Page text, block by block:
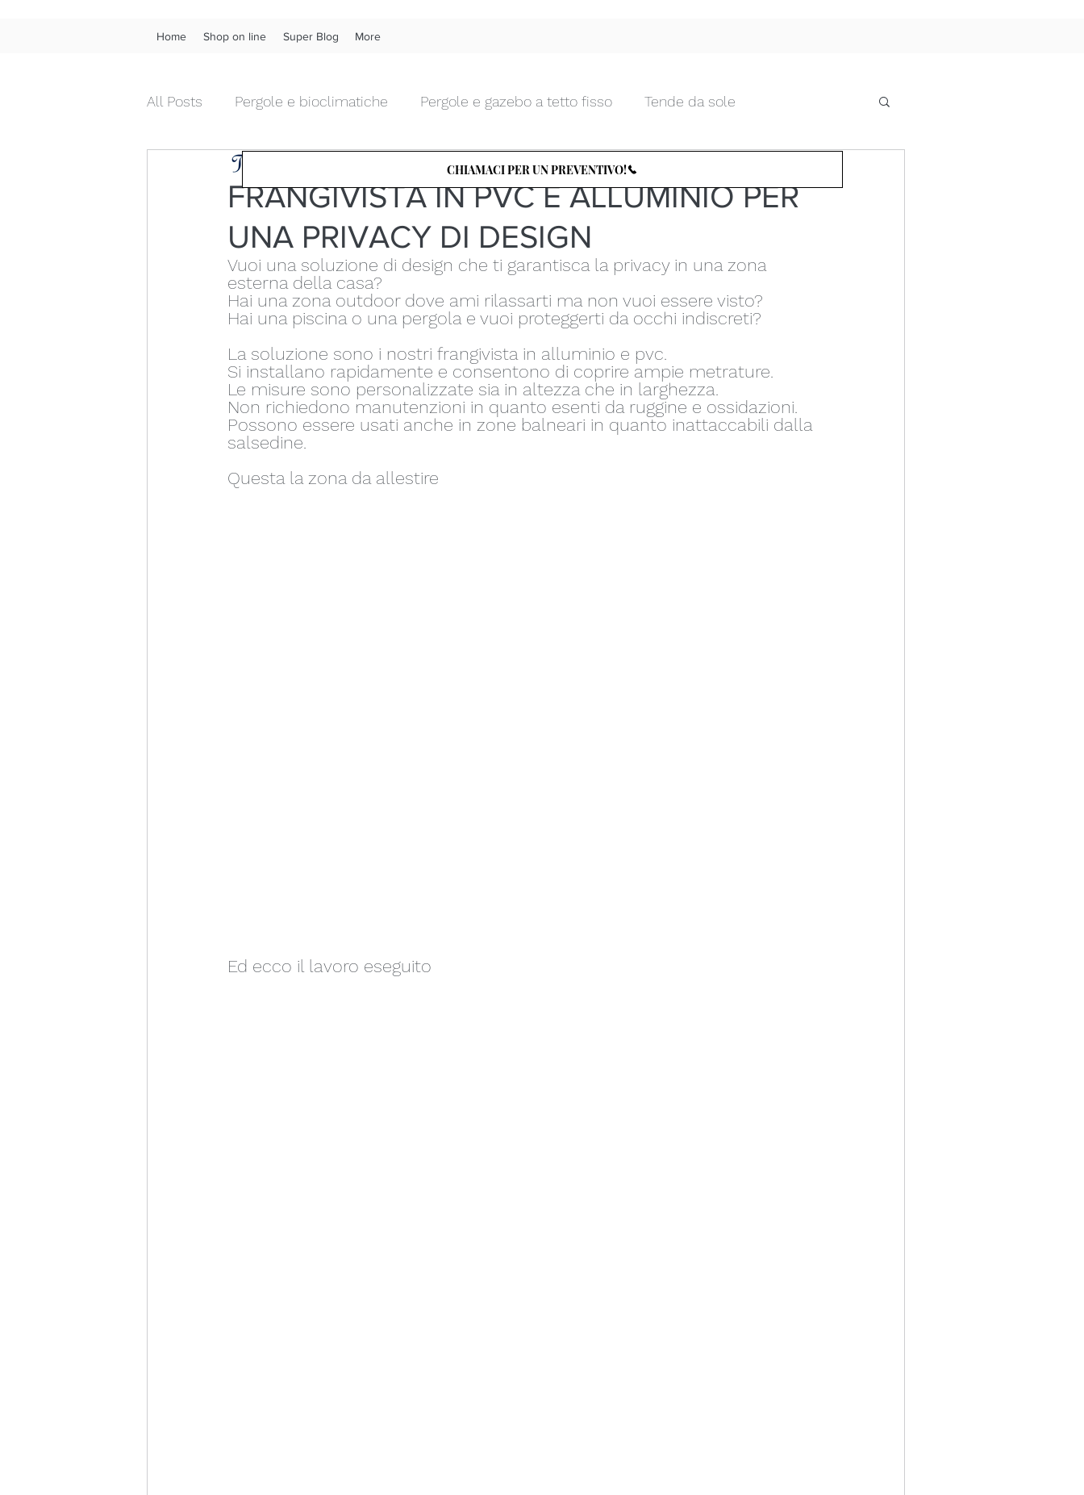
Home Shop on line Super Blog More
All Posts Pergole e bioclimatiche Pergole e gazebo a tetto fisso Tende da sole
Tende da interno diritte Tende da interno morbide Tende da interno tecniche
Chiusure da esterni in pvc Chiusure da esterni in vetro Zanzariere
Fonoassorbenza acustica Arte e Design Tende d'artista TENDENZA PER IL FUTURO
Frangivista Vele Cucine e BBQ
FRANGIVISTA IN PVC E ALLUMINIO PER
UNA PRIVACY DI DESIGN
Tempo di lettura: 1 min
Vuoi una soluzione di design che ti garantisca la privacy in una zona
esterna della casa?
Hai una zona outdoor dove ami rilassarti ma non vuoi essere visto?
Hai una piscina o una pergola e vuoi proteggerti da occhi indiscreti?
La soluzione sono i nostri frangivista in alluminio e pvc.
Si installano rapidamente e consentono di coprire ampie metrature.
Le misure sono personalizzate sia in altezza che in larghezza.
Non richiedono manutenzioni in quanto esenti da ruggine e ossidazioni.
Possono essere usati anche in zone balneari in quanto inattaccabili dalla
salsedine.
Questa la zona da allestire
Ed ecco il lavoro eseguito
CHIAMACI PER UN PREVENTIVO!